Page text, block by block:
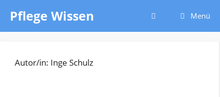
Inhalt
springen
Pflege Wissen Menü
Autor/in: Inge Schulz